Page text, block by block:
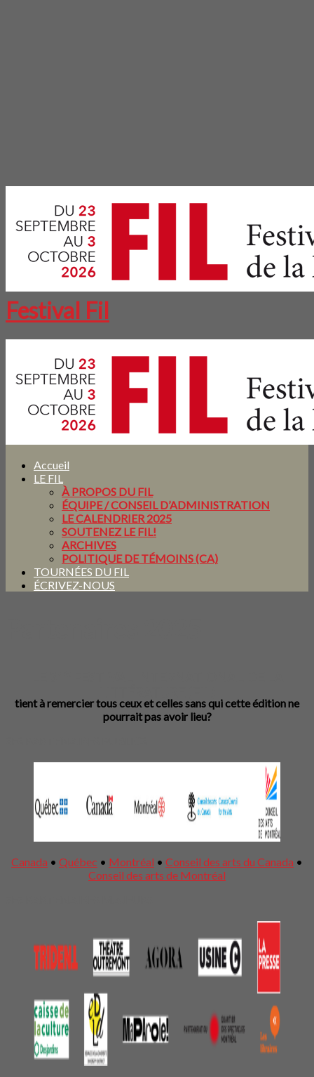
Festival Fil
Accueil
LE FIL
À PROPOS DU FIL
ÉQUIPE / CONSEIL D’ADMINISTRATION
LE CALENDRIER 2025
SOUTENEZ LE FIL!
ARCHIVES
POLITIQUE DE TÉMOINS (CA)
TOURNÉES DU FIL
ÉCRIVEZ-NOUS
tient à remercier tous ceux et celles sans qui cette édition ne
pourrait pas avoir lieu?
Canada • Québec • Montréal • Conseil des arts du Canada •
Conseil des arts de Montréal